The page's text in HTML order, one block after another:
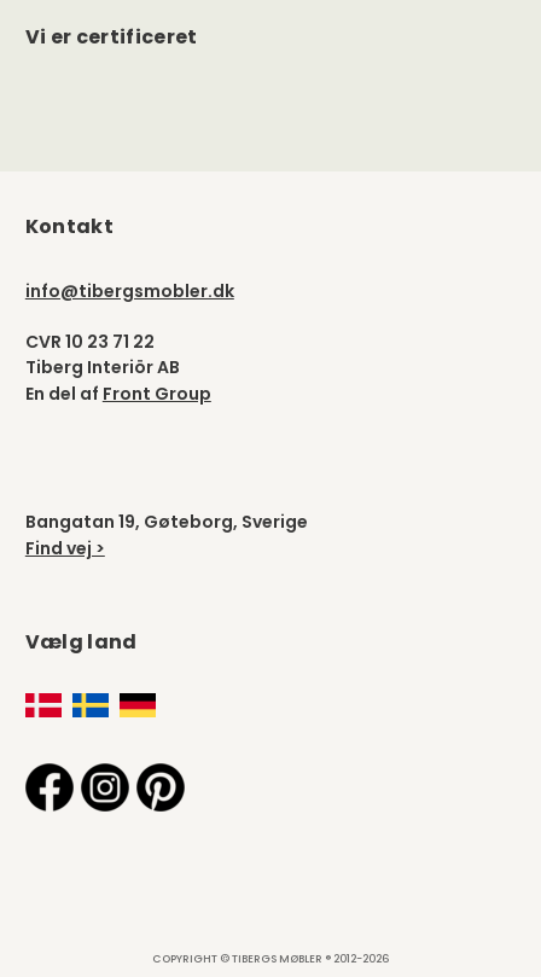
Vi er certificeret
Kontakt
info@tibergsmobler.dk
CVR 10 23 71 22
Tiberg Interiör AB
En del af Front Group
Bangatan 19, Gøteborg, Sverige
Find vej >
Vælg land
COPYRIGHT © TIBERGS MØBLER ® 2012-2026